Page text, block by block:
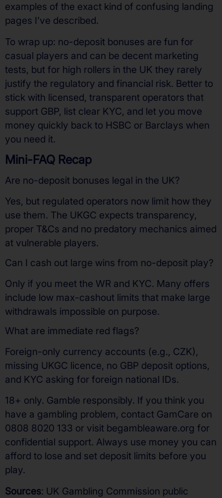
examples of the exact kind of confusing landing
pages I’ve described.
To wrap up: no-deposit bonuses are fun for
casual players and can be decent marketing
tests, but for high rollers in the UK they rarely
justify the regulatory and financial risk. Better to
stick with licensed, transparent operators that
support GBP, list clear KYC, and let you move
money quickly back to HSBC or Barclays when
you need it.
Mini-FAQ Recap
Are no-deposit bonuses legal in the UK?
Yes, but regulated operators now limit how they
use them. The UKGC expects transparency,
proper T&Cs and no predatory mechanics aimed
at vulnerable players.
Can I cash out large wins from no-deposit play?
Only if you meet the WR and KYC. Many offers
include low max-cashout limits that make large
withdrawals impossible on purpose.
What are immediate red flags?
Foreign-only currency accounts (e.g., CZK),
missing UKGC licence, no GBP deposit options,
and KYC asking for foreign national IDs.
18+ only. Gamble responsibly. If you think you
have a gambling problem, contact GamCare on
0808 8020 133 or visit begambleaware.org for
confidential support. Always use money you can
afford to lose and set deposit limits before you
play.
Sources: UK Gambling Commission public